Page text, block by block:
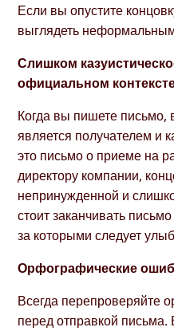
Если вы опустите
выглядеть
Слишком
официальном
Когда вы пишете письмо,
является получателем и
это письмо о приеме на
директору компании,
непринужденной и
стоит заканчивать
за которыми следует
Орфографические
Всегда перепроверяйте
перед отправкой